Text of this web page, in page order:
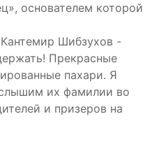
основателем которой
Шибзухов -
Прекрасные
пахари. Я
их фамилии во
и призеров на